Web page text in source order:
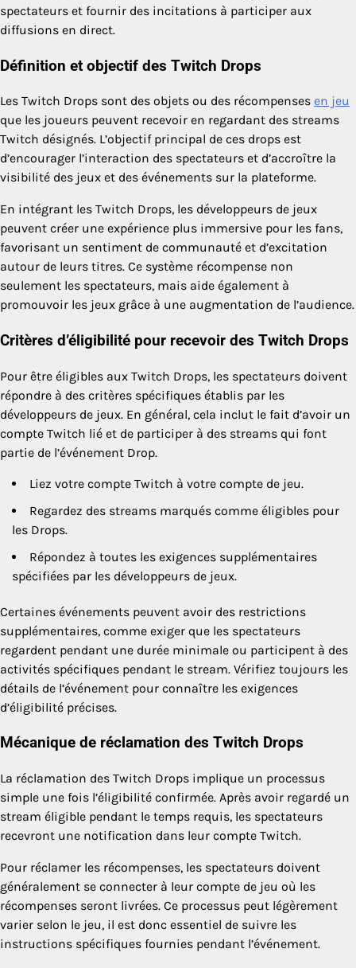
spectateurs et fournir des incitations à participer aux
diffusions en direct.
Définition et objectif des Twitch Drops
Les Twitch Drops sont des objets ou des récompenses en jeu
que les joueurs peuvent recevoir en regardant des streams
Twitch désignés. L’objectif principal de ces drops est
d’encourager l’interaction des spectateurs et d’accroître la
visibilité des jeux et des événements sur la plateforme.
En intégrant les Twitch Drops, les développeurs de jeux
peuvent créer une expérience plus immersive pour les fans,
favorisant un sentiment de communauté et d’excitation
autour de leurs titres. Ce système récompense non
seulement les spectateurs, mais aide également à
promouvoir les jeux grâce à une augmentation de l’audience.
Critères d’éligibilité pour recevoir des Twitch Drops
Pour être éligibles aux Twitch Drops, les spectateurs doivent
répondre à des critères spécifiques établis par les
développeurs de jeux. En général, cela inclut le fait d’avoir un
compte Twitch lié et de participer à des streams qui font
partie de l’événement Drop.
Liez votre compte Twitch à votre compte de jeu.
Regardez des streams marqués comme éligibles pour
les Drops.
Répondez à toutes les exigences supplémentaires
spécifiées par les développeurs de jeux.
Certaines événements peuvent avoir des restrictions
supplémentaires, comme exiger que les spectateurs
regardent pendant une durée minimale ou participent à des
activités spécifiques pendant le stream. Vérifiez toujours les
détails de l’événement pour connaître les exigences
d’éligibilité précises.
Mécanique de réclamation des Twitch Drops
La réclamation des Twitch Drops implique un processus
simple une fois l’éligibilité confirmée. Après avoir regardé un
stream éligible pendant le temps requis, les spectateurs
recevront une notification dans leur compte Twitch.
Pour réclamer les récompenses, les spectateurs doivent
généralement se connecter à leur compte de jeu où les
récompenses seront livrées. Ce processus peut légèrement
varier selon le jeu, il est donc essentiel de suivre les
instructions spécifiques fournies pendant l’événement.